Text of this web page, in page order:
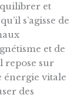
et
s’agisse de
et de
repose sur
énergie vitale
des